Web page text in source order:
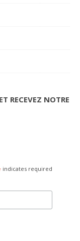
RECEVEZ NOTRE
indicates required